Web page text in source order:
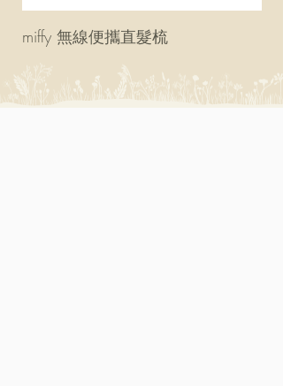
miffy 無線便攜直髮梳